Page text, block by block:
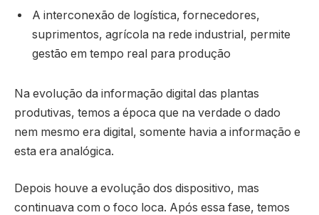
A interconexão de logística, fornecedores,
suprimentos, agrícola na rede industrial, permite
gestão em tempo real para produção
Na evolução da informação digital das plantas
produtivas, temos a época que na verdade o dado
nem mesmo era digital, somente havia a informação e
esta era analógica.
Depois houve a evolução dos dispositivo, mas
continuava com o foco loca. Após essa fase, temos